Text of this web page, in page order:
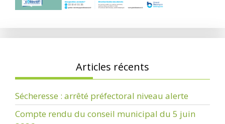
Articles récents
Sécheresse : arrêté préfectoral niveau alerte
Compte rendu du conseil municipal du 5 juin